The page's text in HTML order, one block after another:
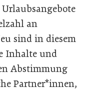
an
sind in diesem
Inhalte und
Abstimmung
Partner*innen,